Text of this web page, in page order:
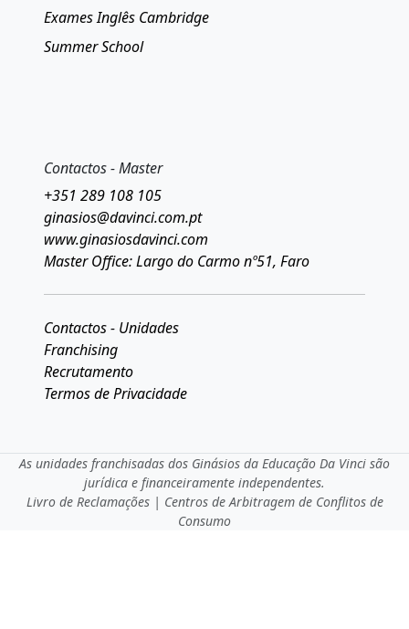
Exames Inglês Cambridge
Summer School
Contactos - Master
+351 289 108 105
ginasios@davinci.com.pt
www.ginasiosdavinci.com
Master Office: Largo do Carmo nº51, Faro
Contactos - Unidades
Franchising
Recrutamento
Termos de Privacidade
As unidades franchisadas dos Ginásios da Educação Da Vinci são
jurídica e financeiramente independentes.
Livro de Reclamações| Centros de Arbitragem de Conflitos de
Consumo